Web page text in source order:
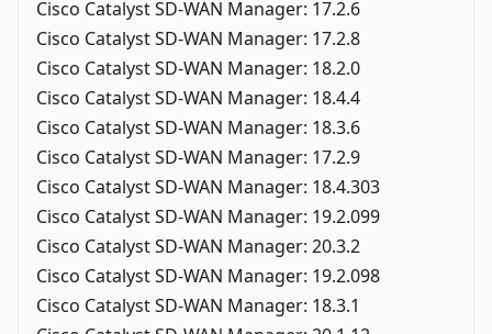
Cisco Catalyst SD-WAN Manager: 17.2.6
Cisco Catalyst SD-WAN Manager: 17.2.8
Cisco Catalyst SD-WAN Manager: 18.2.0
Cisco Catalyst SD-WAN Manager: 18.4.4
Cisco Catalyst SD-WAN Manager: 18.3.6
Cisco Catalyst SD-WAN Manager: 17.2.9
Cisco Catalyst SD-WAN Manager: 18.4.303
Cisco Catalyst SD-WAN Manager: 19.2.099
Cisco Catalyst SD-WAN Manager: 20.3.2
Cisco Catalyst SD-WAN Manager: 19.2.098
Cisco Catalyst SD-WAN Manager: 18.3.1